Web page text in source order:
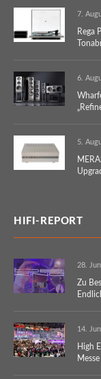
7.
Rega
6.
5.
HIFI-REPORT
28.
Zu
14.
High